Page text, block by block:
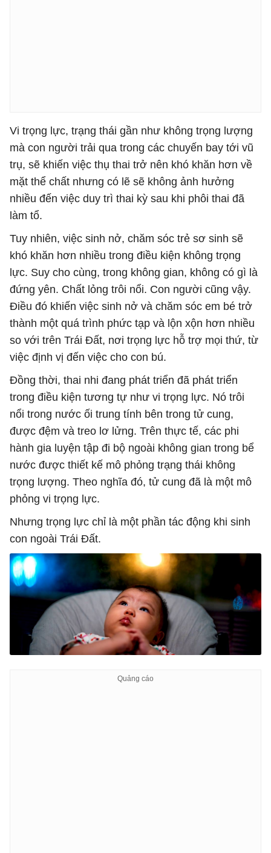
Vi trọng lực, trạng thái gần như không trọng lượng
mà con người trải qua trong các chuyến bay tới vũ
trụ, sẽ khiến việc thụ thai trở nên khó khăn hơn về
mặt thể chất nhưng có lẽ sẽ không ảnh hưởng
nhiều đến việc duy trì thai kỳ sau khi phôi thai đã
làm tổ.
Tuy nhiên, việc sinh nở, chăm sóc trẻ sơ sinh sẽ
khó khăn hơn nhiều trong điều kiện không trọng
lực. Suy cho cùng, trong không gian, không có gì là
đứng yên. Chất lỏng trôi nổi. Con người cũng vậy.
Điều đó khiến việc sinh nở và chăm sóc em bé trở
thành một quá trình phức tạp và lộn xộn hơn nhiều
so với trên Trái Đất, nơi trọng lực hỗ trợ mọi thứ, từ
việc định vị đến việc cho con bú.
Đồng thời, thai nhi đang phát triển đã phát triển
trong điều kiện tương tự như vi trọng lực. Nó trôi
nổi trong nước ối trung tính bên trong tử cung,
được đệm và treo lơ lửng. Trên thực tế, các phi
hành gia luyện tập đi bộ ngoài không gian trong bể
nước được thiết kế mô phỏng trạng thái không
trọng lượng. Theo nghĩa đó, tử cung đã là một mô
phỏng vi trọng lực.
Nhưng trọng lực chỉ là một phần tác động khi sinh
con ngoài Trái Đất.